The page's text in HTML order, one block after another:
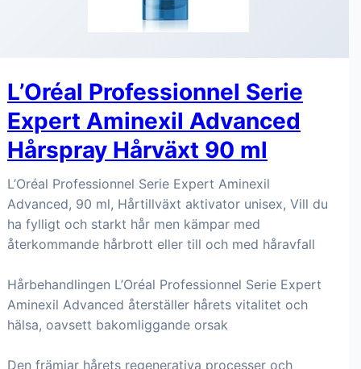
L’Oréal Professionnel Serie
Expert Aminexil Advanced
Hårspray Hårväxt 90 ml
L’Oréal Professionnel Serie Expert Aminexil
Advanced, 90 ml, Hårtillväxt aktivator unisex, Vill du
ha fylligt och starkt hår men kämpar med
återkommande hårbrott eller till och med håravfall
Hårbehandlingen L’Oréal Professionnel Serie Expert
Aminexil Advanced återställer hårets vitalitet och
hälsa, oavsett bakomliggande orsak
Den främjar hårets regenerativa processer och